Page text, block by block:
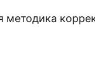
методика